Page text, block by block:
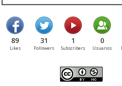
89
Likes
31
Followers
1
Subscribers
0
Usuarios